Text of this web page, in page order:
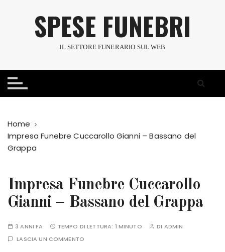
a
SPESE FUNEBRI
IL SETTORE FUNERARIO SUL WEB
Home
Impresa Funebre Cuccarollo Gianni – Bassano del
Grappa
Impresa Funebre Cuccarollo
Gianni – Bassano del Grappa
3 ANNI FA TEMPO DI LETTURA: 1 MINUTO DI ADMIN
LASCIA UN COMMENTO